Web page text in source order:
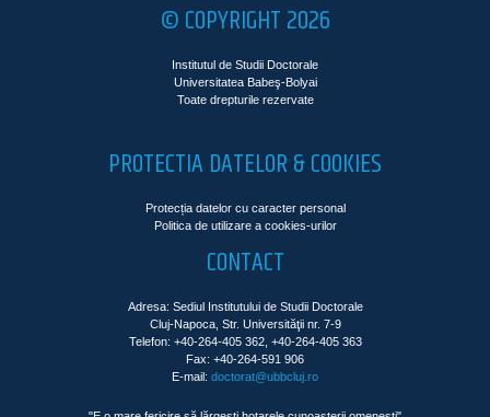
© COPYRIGHT 2026
Institutul de Studii Doctorale
Universitatea Babeş-Bolyai
Toate drepturile rezervate
PROTECTIA DATELOR & COOKIES
Protecția datelor cu caracter personal
Politica de utilizare a cookies-urilor
CONTACT
Adresa: Sediul Institutului de Studii Doctorale
Cluj-Napoca, Str. Universităţii nr. 7-9
Telefon: +40-264-405 362, +40-264-405 363
Fax: +40-264-591 906
E-mail: doctorat@ubbcluj.ro